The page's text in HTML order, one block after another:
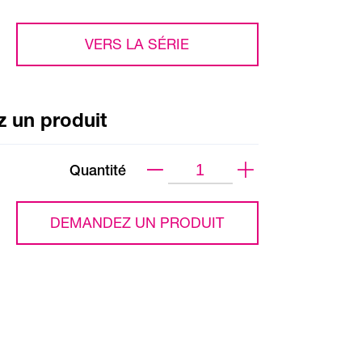
VERS LA SÉRIE
un produit
Quantité
DEMANDEZ UN PRODUIT